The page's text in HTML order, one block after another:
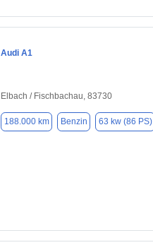
Audi A1
Elbach / Fischbachau, 83730
188.000 km Benzin 63 kw (86 PS)